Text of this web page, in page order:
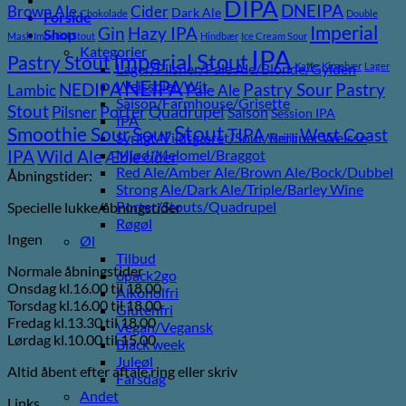
Forside
Shop
Kategorier
Lager/Pilsner/Pale Ale/Blonde/Gylden
Weissbier/Wit
Saison/Farmhouse/Grisette
IPA
Syrligt/Vildtgæret/Sour/Berliner Weisse
Mjød/Melomel/Braggot
Red Ale/Amber Ale/Brown Ale/Bock/Dubbel
Strong Ale/Dark Ale/Triple/Barley Wine
Porter/Stouts/Quadrupel
Røgøl
Øl
Tilbud
6pack2go
Alkoholfri
Glutenfri
Vegan/Vegansk
Black week
Juleøl
Farsdag
Andet
Brown Ale Chokolade Cider Dark Ale DIPA DNEIPA Double
Mash Imperial Stout Gin Hazy IPA Hindbær Ice Cream Sour Imperial
Pastry StoutImperial StoutIPA Kaffe Kirsebær Lager
LambicNEDIPANEIPAPale Ale Pastry Sour Pastry
StoutPilsnerPorterQuadrupelSaisonSession IPA
Smoothie SourSourStoutTIPA Vanilje West Coast
IPAWild AleÆble cider
Åbningstider:
Specielle lukke/åbningstider
Ingen
Normale åbningstider
Onsdag kl.16.00 til 18.00
Torsdag kl.16.00 til 18.00
Fredag kl.13.30 til 18.00
Lørdag kl.10.00 til 15.00
Altid åbent efter aftale ring eller skriv